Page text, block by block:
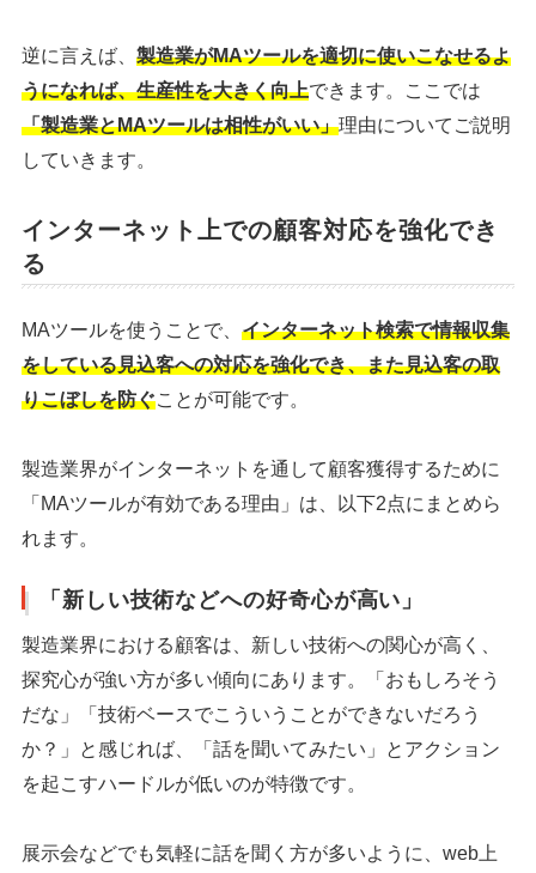
逆に言えば、 製造業がMAツールを適切に使いこなせるよ
うになれば、生産性を大きく向上できます。ここでは
「製造業とMAツールは相性がいい」理由についてご説明
していきます。
インターネット上での顧客対応を強化でき
る
MAツールを使うことで、 インターネット検索で情報収集
をしている見込客への対応を強化でき、また見込客の取
りこぼしを防ぐことが可能です。
製造業界がインターネットを通して顧客獲得するために
「MAツールが有効である理由」は、以下2点にまとめら
れます。
「新しい技術などへの好奇心が高い」
製造業界における顧客は、新しい技術への関心が高く、
探究心が強い方が多い傾向にあります。「おもしろそう
だな」「技術ベースでこういうことができないだろう
か？」と感じれば、「話を聞いてみたい」とアクション
を起こすハードルが低いのが特徴です。
展示会などでも気軽に話を聞く方が多いように、web上